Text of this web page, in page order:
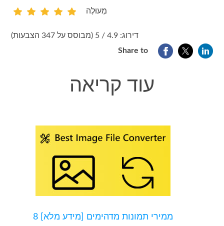
מְעוּלֶה
דירוג: 4.9 / 5 (מבוסס על 347 הצבעות)
Share to
עוד קריאה
8 ממירי תמונות מדהימים [מידע מלא]